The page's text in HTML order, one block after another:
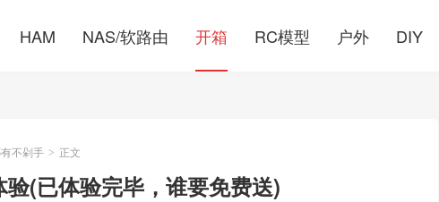
HAM NAS/软路由 开箱 RC模型 户外 DIY
不剁手 > 正文
(已体验完毕，谁要免费送)